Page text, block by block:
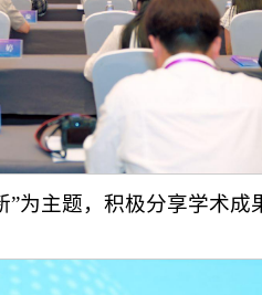
为主题，积极分享学术